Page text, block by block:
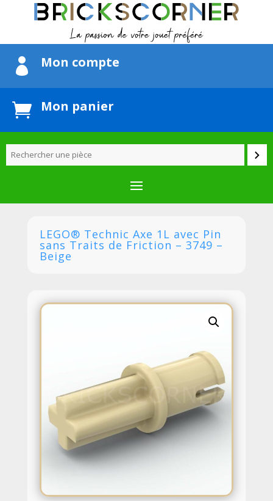
 Mon compte
 Mon panier
LEGO® Technic Axe 1L avec Pin
sans Traits de Friction – 3749 –
Beige